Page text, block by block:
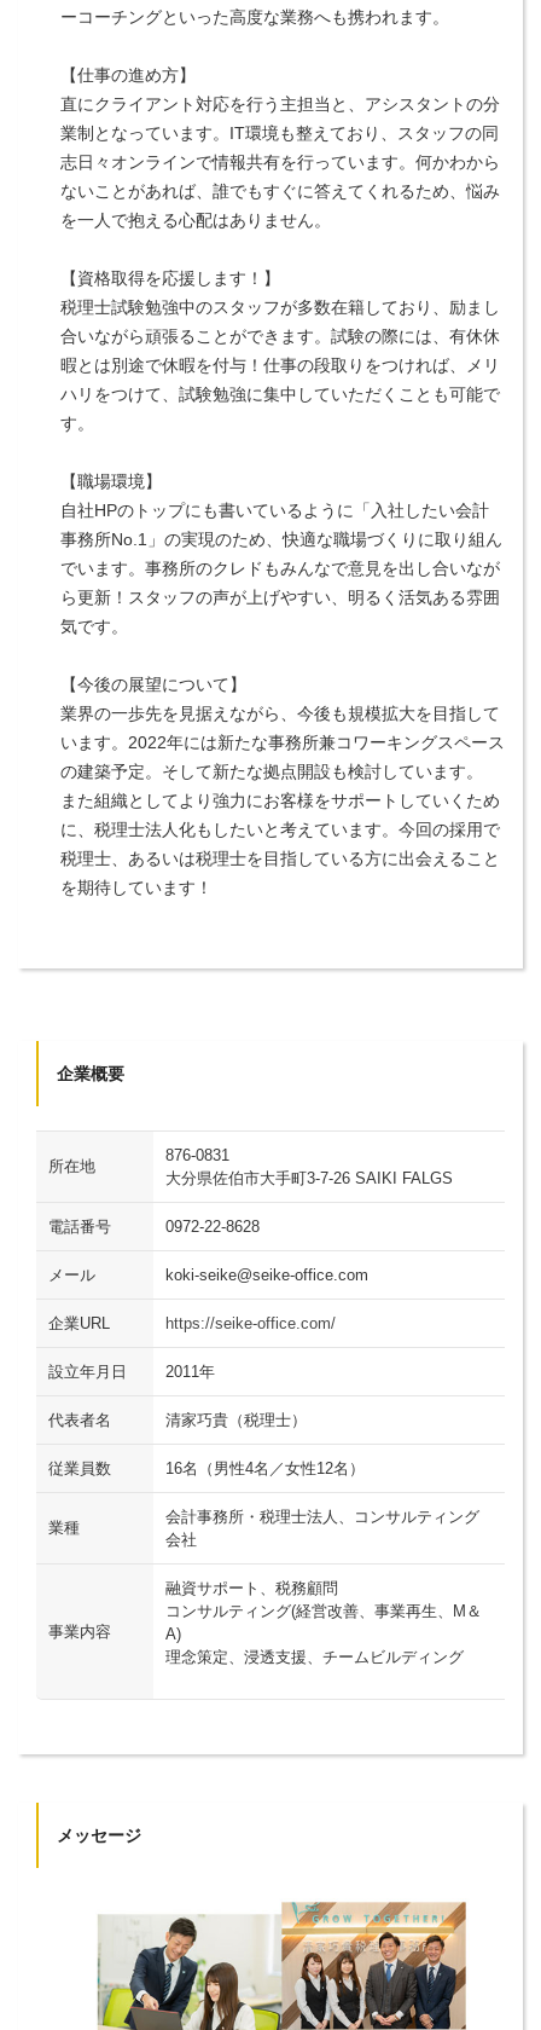
ーコーチングといった高度な業務へも携われます。
【仕事の進め方】
直にクライアント対応を行う主担当と、アシスタントの分
業制となっています。IT環境も整えており、スタッフの同
志日々オンラインで情報共有を行っています。何かわから
ないことがあれば、誰でもすぐに答えてくれるため、悩み
を一人で抱える心配はありません。
【資格取得を応援します！】
税理士試験勉強中のスタッフが多数在籍しており、励まし
合いながら頑張ることができます。試験の際には、有休休
暇とは別途で休暇を付与！仕事の段取りをつければ、メリ
ハリをつけて、試験勉強に集中していただくことも可能で
す。
【職場環境】
自社HPのトップにも書いているように「入社したい会計
事務所No.1」の実現のため、快適な職場づくりに取り組ん
でいます。事務所のクレドもみんなで意見を出し合いなが
ら更新！スタッフの声が上げやすい、明るく活気ある雰囲
気です。
【今後の展望について】
業界の一歩先を見据えながら、今後も規模拡大を目指して
います。2022年には新たな事務所兼コワーキングスペース
の建築予定。そして新たな拠点開設も検討しています。
また組織としてより強力にお客様をサポートしていくため
に、税理士法人化もしたいと考えています。今回の採用で
税理士、あるいは税理士を目指している方に出会えること
を期待しています！
企業概要
所在地
876-0831
大分県佐伯市大手町3-7-26 SAIKI FALGS
電話番号 0972-22-8628
メール koki-seike@seike-office.com
企業URL https://seike-office.com/
設立年月日 2011年
代表者名 清家巧貴（税理士）
従業員数 16名（男性4名／女性12名）
業種
会計事務所・税理士法人、コンサルティング
会社
事業内容
融資サポート、税務顧問
コンサルティング(経営改善、事業再生、M＆
A)
理念策定、浸透支援、チームビルディング
メッセージ